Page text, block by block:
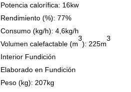
Potencia calorífica: 16kw
Rendimiento (%): 77%
Consumo (kg/h): 4,6kg/h
Volumen calefactable (m
3
): 225m
3
Interior Fundición
Elaborado en Fundición
Peso (kg): 207kg